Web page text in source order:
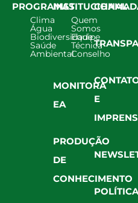
PROGRAMAS
Clima
Água
Biodiversidade
Saúde
Ambiental
INSTITUCIONAL
Quem
Somos
Equipe
Técnica
Conselho
MONITORA
EA
PRODUÇÃO
DE
CONHECIMENTO
E
POLÍTICA